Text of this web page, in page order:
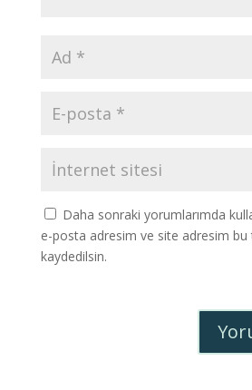
Daha sonraki yorumlarımda
e-posta adresim ve site adresim bu
kaydedilsin.